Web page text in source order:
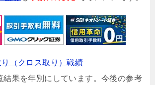
（クロス取り）戦績
結果を年別にしています。今後の参考